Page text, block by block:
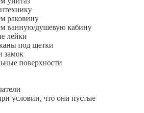
раковину
ванную/душевую кабину
лейки
под щетки
замок
поверхности
условии, что они пустые